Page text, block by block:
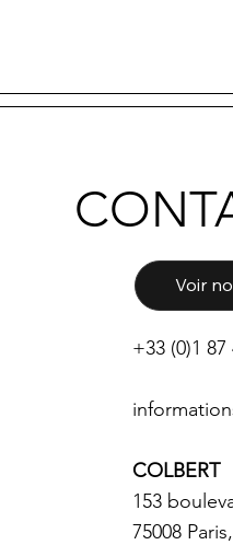
Voir
+33 (0)1 87
COLBERT
153
75008